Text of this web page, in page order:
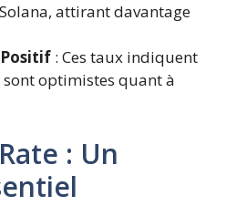
attirant davantage
: Ces taux indiquent
optimistes quant à
: Un